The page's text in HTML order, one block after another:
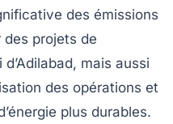
des émissions
des projets de
mais aussi
des opérations et
plus durables.